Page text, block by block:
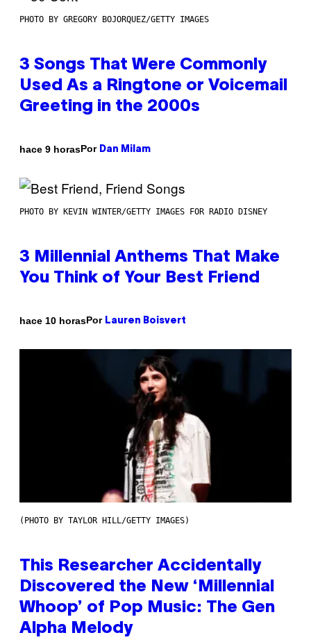
PHOTO BY GREGORY BOJORQUEZ/GETTY IMAGES
3 Songs That Were Commonly
Used As a Ringtone or Voicemail
Greeting in the 2000s
hace 9 horasPor Dan Milam
PHOTO BY KEVIN WINTER/GETTY IMAGES FOR RADIO DISNEY
3 Millennial Anthems That Make
You Think of Your Best Friend
hace 10 horasPor Lauren Boisvert
(PHOTO BY TAYLOR HILL/GETTY IMAGES)
This Researcher Accidentally
Discovered the New ‘Millennial
Whoop’ of Pop Music: The Gen
Alpha Melody